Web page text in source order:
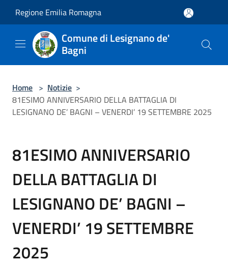
Regione Emilia Romagna
Comune di Lesignano de'
Bagni
Home > Notizie >
81ESIMO ANNIVERSARIO DELLA BATTAGLIA DI
LESIGNANO DE’ BAGNI – VENERDI’ 19 SETTEMBRE 2025
81ESIMO ANNIVERSARIO
DELLA BATTAGLIA DI
LESIGNANO DE’ BAGNI –
VENERDI’ 19 SETTEMBRE
2025